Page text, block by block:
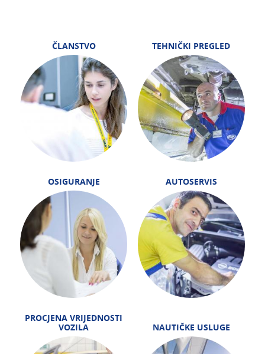
ČLANSTVO TEHNIČKI PREGLED
OSIGURANJE AUTOSERVIS
PROCJENA VRIJEDNOSTI
VOZILA
NAUTIČKE USLUGE